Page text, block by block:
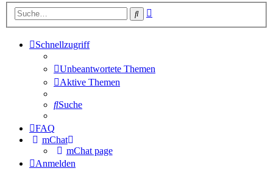
Suche
Schnellzugriff
Unbeantwortete Themen
Aktive Themen
Suche
FAQ
mChat
mChat page
Anmelden